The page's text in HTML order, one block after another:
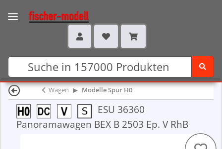
Wagen Modelle Spur H0
ESU 36360
Panoramawagen BEX B 2503 Ep. V RhB